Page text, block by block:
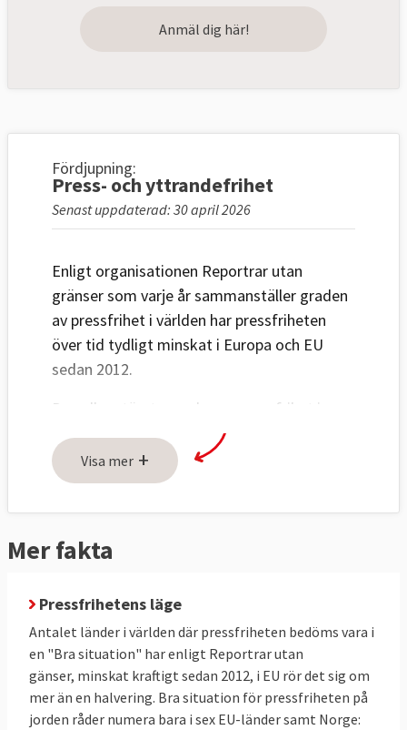
Anmäl dig här!
Fördjupning:
Press- och yttrandefrihet
Senast uppdaterad: 30 april 2026
Enligt organisationen Reportrar utan
gränser som varje år sammanställer graden
av pressfrihet i världen har pressfriheten
över tid tydligt minskat i Europa och EU
sedan 2012.
Den allra största graden av pressfrihet i
Europa och i världen finns i nämnd ordning i
Norge, Estland, Nederländerna, Sverige,
Finland , Danmark och Irland.
betyget "Bra situation". Antalet EU-länder
halverats sedan 2012. Samtidigt har EU-
länder där pressfriheten klassas som
"Problematisk situation" gått från noll till 8
EU-länder sedan 2012.
OmSverige
Visa mer +
Mer fakta
Pressfrihetens läge
Antalet länder i världen där pressfriheten bedöms vara i
en "Bra situation" har enligt Reportrar utan
gänser, minskat kraftigt sedan 2012, i EU rör det sig om
mer än en halvering. Bra situation för pressfriheten på
jorden råder numera bara i sex EU-länder samt Norge: